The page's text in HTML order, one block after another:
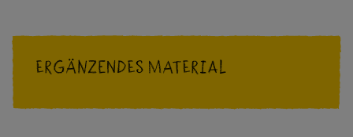
Zinsen den Kindern
Vereine und Initiativen
Sternsingerspenden gezielt einsetzen
Ergänzendes Material